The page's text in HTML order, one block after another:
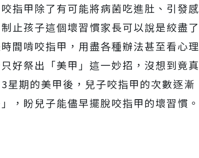
指甲除了有可能將病菌吃進肚、引發感
止孩子這個壞習慣家長可以說是絞盡了
間啃咬指甲，用盡各種辦法甚至看心理
好祭出「美甲」這一妙招，沒想到竟真
星期的美甲後，兒子咬指甲的次數逐漸
，盼兒子能儘早擺脫咬指甲的壞習慣。